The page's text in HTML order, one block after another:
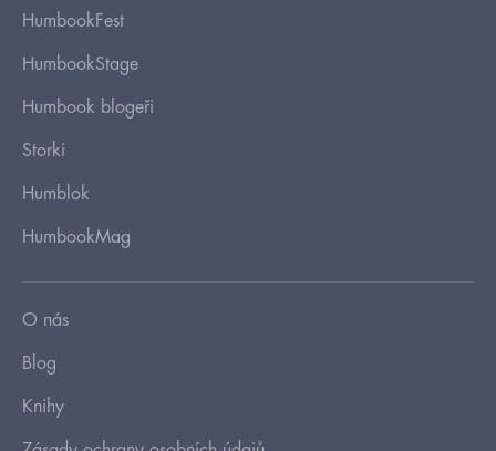
HumbookFest
HumbookStage
Humbook blogeři
Storki
Humblok
HumbookMag
O nás
Blog
Knihy